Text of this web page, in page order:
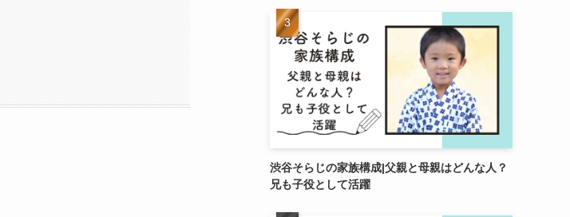
渋谷そらじの家族構成|父親と母親はどんな人？
兄も子役として活躍